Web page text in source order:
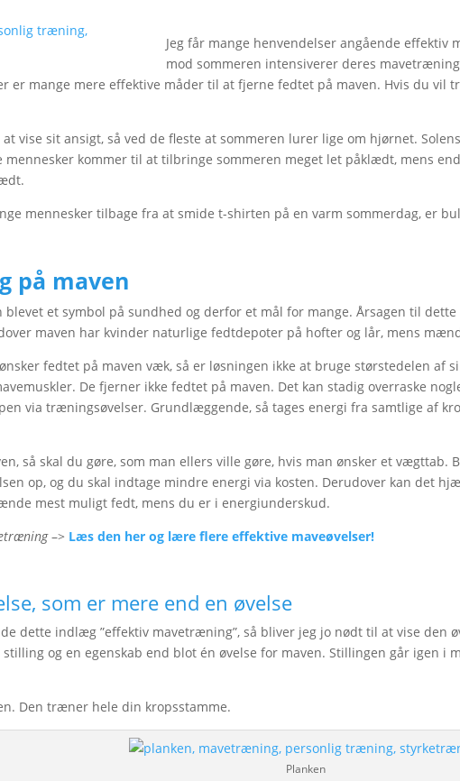
Jeg får mange henvendelser angående
mod sommeren intensiverer deres
er mange mere effektive måder til at fjerne fedtet på maven. Hvis du vil
vise sit ansigt, så ved de fleste at sommeren lurer lige om hjørnet.
mennesker kommer til at tilbringe sommeren meget let påklædt, mens
mennesker tilbage fra at smide t-shirten på en varm sommerdag, er
på maven
blevet et symbol på sundhed og derfor et mål for mange. Årsagen til
maven har kvinder naturlige fedtdepoter på hofter og lår, mens
fedtet på maven væk, så er løsningen ikke at bruge størstedelen af
De fjerner ikke fedtet på maven. Det kan stadig overraske
via træningsøvelser. Grundlæggende, så tages energi fra samtlige af
så skal du gøre, som man ellers ville gøre, hvis man ønsker et
op, og du skal indtage mindre energi via kosten. Derudover kan det
mest muligt fedt, mens du er i energiunderskud.
–> Læs den her og lære flere effektive maveøvelser!
som er mere end en øvelse
dette indlæg ”effektiv mavetræning”, så bliver jeg jo nødt til at vise den
og en egenskab end blot én øvelse for maven. Stillingen går igen i
Den træner hele din kropsstamme.
Planken